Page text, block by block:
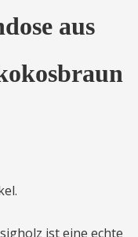
aus
ist eine echte